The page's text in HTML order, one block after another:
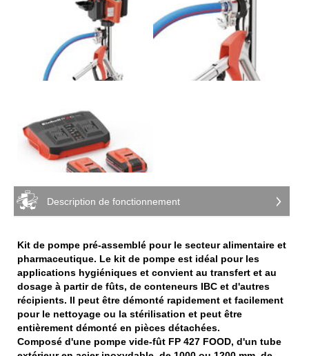
Description de fonctionnement
Kit de pompe pré-assemblé pour le secteur alimentaire et
pharmaceutique. Le kit de pompe est idéal pour les
applications hygiéniques et convient au transfert et au
dosage à partir de fûts, de conteneurs IBC et d'autres
récipients. Il peut être démonté rapidement et facilement
pour le nettoyage ou la stérilisation et peut être
entièrement démonté en pièces détachées.
Composé d'une pompe vide-fût FP 427 FOOD, d'un tube